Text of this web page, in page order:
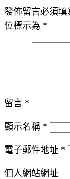
發佈留言必須填
位標示為 *
留言 *
顯示名稱 *
電子郵件地址 *
個人網站網址